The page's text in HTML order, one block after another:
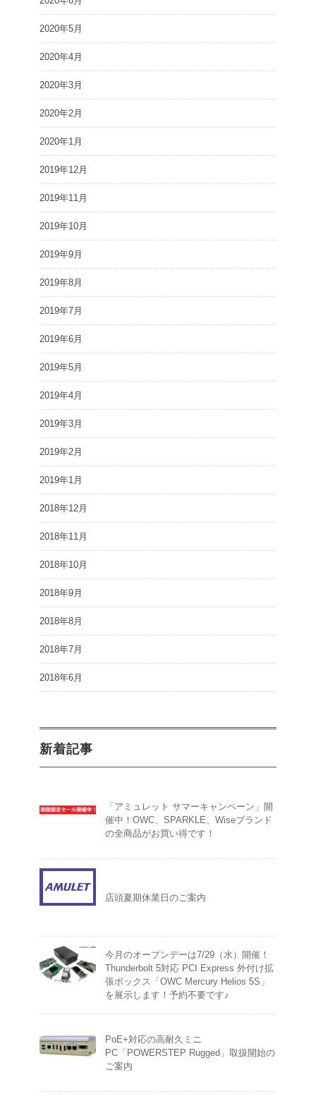
2020年5月
2020年4月
2020年3月
2020年2月
2020年1月
2019年12月
2019年11月
2019年10月
2019年9月
2019年8月
2019年7月
2019年6月
2019年5月
2019年4月
2019年3月
2019年2月
2019年1月
2018年12月
2018年11月
2018年10月
2018年9月
2018年8月
2018年7月
2018年6月
新着記事
「アミュレット サマーキャンペーン」開
催中！OWC、SPARKLE、Wiseブランド
の全商品がお買い得です！
店頭夏期休業日のご案内
今月のオープンデーは7/29（水）開催！
Thunderbolt 5対応 PCI Express 外付け拡
張ボックス「OWC Mercury Helios 5S」
を展示します！予約不要です♪
PoE+対応の高耐久ミニ
PC「POWERSTEP Rugged」取扱開始の
ご案内